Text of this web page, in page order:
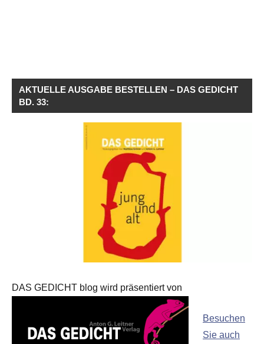
AKTUELLE AUSGABE BESTELLEN – DAS GEDICHT
BD. 33:
DAS GEDICHT blog wird präsentiert von
Besuchen
Sie auch